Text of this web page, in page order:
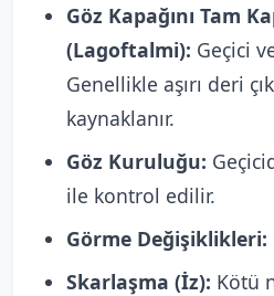
Göz Kapağını Tam
(Lagoftalmi): Geçici
Genellikle aşırı deri
kaynaklanır.
Göz Kuruluğu:
ile kontrol edilir.
Görme Değişiklikleri:
Skarlaşma (İz): Kötü